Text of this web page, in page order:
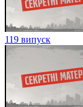
119 випуск